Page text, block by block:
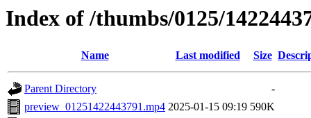
Index of /thumbs/0125/
Name Last modified Size
Parent Directory
-
preview_01251422443791.mp4 2025-01-15 09:19 590K